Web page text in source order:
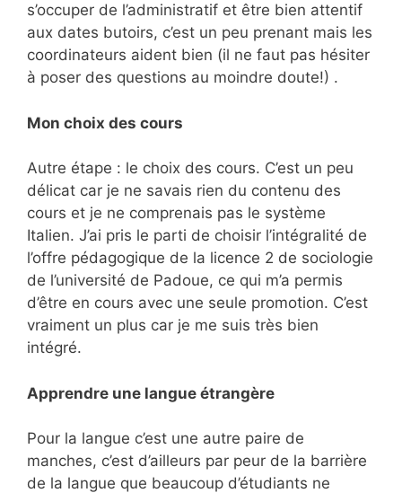
s’occuper de l’administratif et être bien attentif
aux dates butoirs, c’est un peu prenant mais les
coordinateurs aident bien (il ne faut pas hésiter
à poser des questions au moindre doute!) .
Mon choix des cours
Autre étape : le choix des cours. C’est un peu
délicat car je ne savais rien du contenu des
cours et je ne comprenais pas le système
Italien. J’ai pris le parti de choisir l’intégralité de
l’offre pédagogique de la licence 2 de sociologie
de l’université de Padoue, ce qui m’a permis
d’être en cours avec une seule promotion. C’est
vraiment un plus car je me suis très bien
intégré.
Apprendre une langue étrangère
Pour la langue c’est une autre paire de
manches, c’est d’ailleurs par peur de la barrière
de la langue que beaucoup d’étudiants ne